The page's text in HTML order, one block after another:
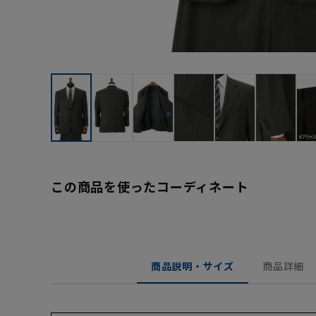
この商品を使ったコーディネート
商品説明・サイズ 商品詳細